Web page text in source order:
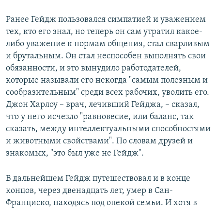
Ранее Гейдж пользовался симпатией и уважением
тех, кто его знал, но теперь он сам утратил какое-
либо уважение к нормам общения, стал сварливым
и брутальным. Он стал неспособен выполнять свои
обязанности, и это вынудило работодателей,
которые называли его некогда "самым полезным и
сообразительным" среди всех рабочих, уволить его.
Джон Харлоу – врач, лечивший Гейджа, – сказал,
что у него исчезло "равновесие, или баланс, так
сказать, между интеллектуальными способностями
и животными свойствами". По словам друзей и
знакомых, "это был уже не Гейдж".
В дальнейшем Гейдж путешествовал и в конце
концов, через двенадцать лет, умер в Сан-
Франциско, находясь под опекой семьи. И хотя в